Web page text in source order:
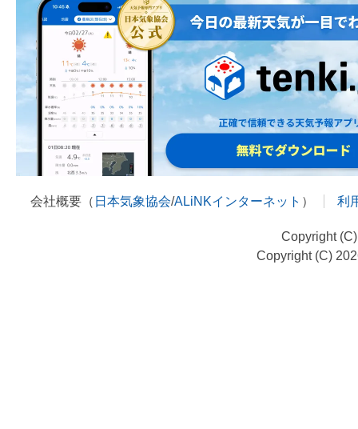
会社概要（ 日本気象協会/ALiNKインターネット ） 利
Copyright
Copyright (C)